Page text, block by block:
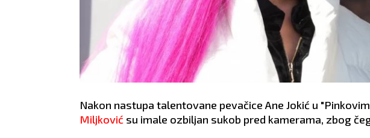
Nakon nastupa talentovane pevačice Ane Jokić u
Miljković su imale ozbiljan sukob pred kamerama, zbog